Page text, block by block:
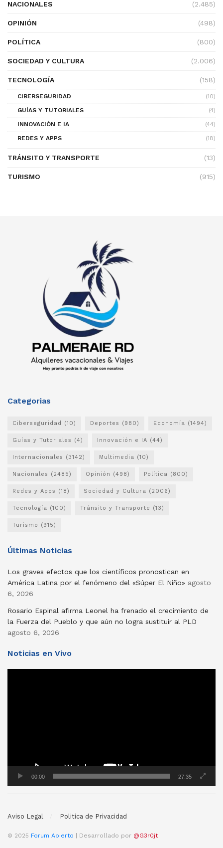
NACIONALES (2.485)
OPINIÓN (498)
POLÍTICA (800)
SOCIEDAD Y CULTURA (2.006)
TECNOLOGÍA (158)
CIBERSEGURIDAD
(10)
GUÍAS Y TUTORIALES
(4)
INNOVACIÓN E IA
(44)
REDES Y APPS
(18)
TRÁNSITO Y TRANSPORTE (13)
TURISMO (915)
Categorias
Ciberseguridad (10) Deportes (980) Economía (1494)
Guías y Tutoriales (4) Innovación e IA (44)
Internacionales (3142) Multimedia (10)
Nacionales (2485) Opinión (498) Política (800)
Redes y Apps (18) Sociedad y Cultura (2006)
Tecnología (100) Tránsito y Transporte (13)
Turismo (915)
Últimas Noticias
Los graves efectos que los científicos pronostican en
América Latina por el fenómeno del «Súper El Niño» agosto
6, 2026
Rosario Espinal afirma Leonel ha frenado el crecimiento de
la Fuerza del Pueblo y que aún no logra sustituir al PLD
agosto 6, 2026
Noticias en Vivo
00:00 27:35
Aviso Legal Politica de Privacidad
© 2025 Forum Abierto | Desarrollado por @G3r0jt